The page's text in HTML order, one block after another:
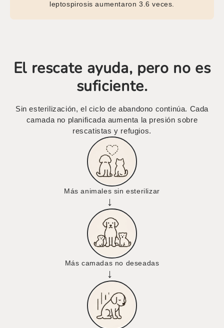
leptospirosis aumentaron 3.6 veces.
El rescate ayuda, pero no es
suficiente.
Sin esterilización, el ciclo de abandono continúa. Cada
camada no planificada aumenta la presión sobre
rescatistas y refugios.
Más animales sin esterilizar
→
Más camadas no deseadas
→